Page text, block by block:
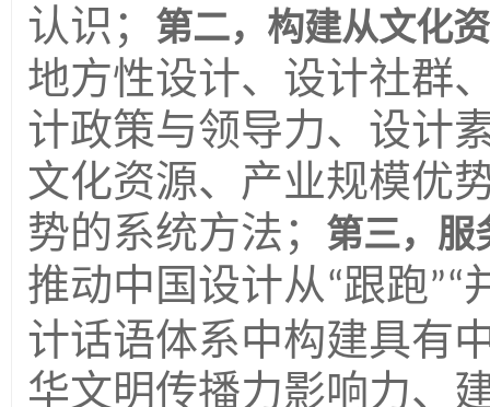
认识；
第二，构建从文化
地方性设计、设计社群
计政策与领导力、设计
文化资源、产业规模优
势的系统方法；
第三，服
推动中国设计从“跟跑”“
计话语体系中构建具有
华文明传播力影响力、